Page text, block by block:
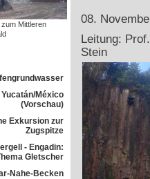
Mittleren
México
(Vorschau)
Exkursion zur
Zugspitze
- Engadin:
Gletscher
Nahe-Becken
08.
Leitung:
Stein